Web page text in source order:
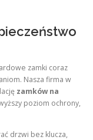
zamki coraz
Nasza firma w
zamków na
poziom ochrony,
drzwi bez klucza,